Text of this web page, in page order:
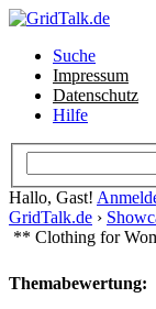
Suche
Impressum
Datenschutz
Hilfe
Hallo, Gast!
GridTalk.de ›
** Clothing for
Themabewertung: